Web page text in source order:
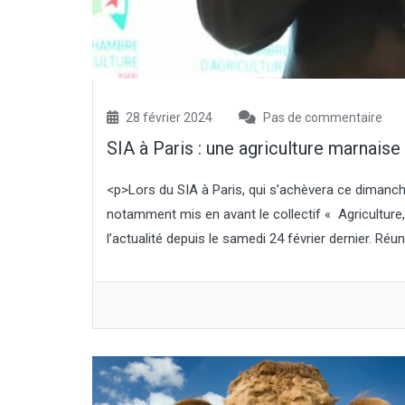
28 février 2024 Pas de commentaire
SIA à Paris : une agriculture
<p>Lors du SIA à Paris, qui s’achèvera ce
notamment mis en avant le collectif «
l’actualité depuis le samedi 24 février dernier.
à l’an dernier (qui avait atteint un
niveau record), et de 7,2 % par rapport
à la moyenne quinquennale.
Concernant la pomme de terre de
féculerie, la surface est estimée à
421 000 t, soit un...